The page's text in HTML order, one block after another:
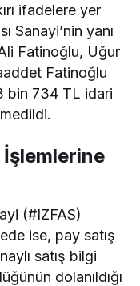
ifadelere yer
Sanayi’nin yanı
Fatinoğlu, Uğur
Fatinoğlu
bin 734 TL idari
İşlemlerine
(#IZFAS)
ise, pay satış
satış bilgi
dolanıldığı